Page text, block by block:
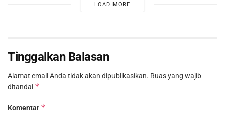
LOAD MORE
Tinggalkan Balasan
Alamat email Anda tidak akan dipublikasikan. Ruas yang wajib
ditandai *
Komentar *